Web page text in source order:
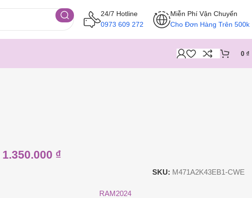
24/7 Hotline
0973 609 272
Miễn Phí Vận Chuyển
Cho Đơn Hàng Trên 500k
0 ₫
1.350.000 ₫
SKU: M471A2K43EB1-CWE
RAM2024